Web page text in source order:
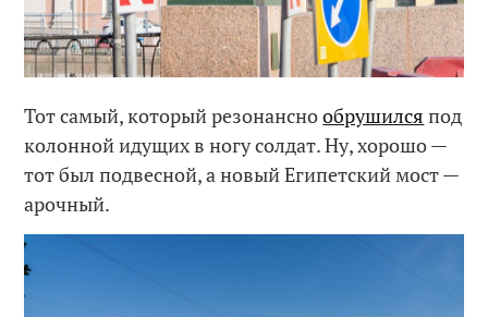
Тот самый, который резонанснообрушился под
колонной идущих в ногу солдат. Ну, хорошо —
тот был подвесной, а новый Египетский мост —
арочный.